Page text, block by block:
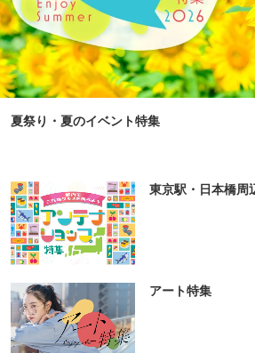
夏祭り・夏のイベント特集
東京駅・日本橋周
アート特集